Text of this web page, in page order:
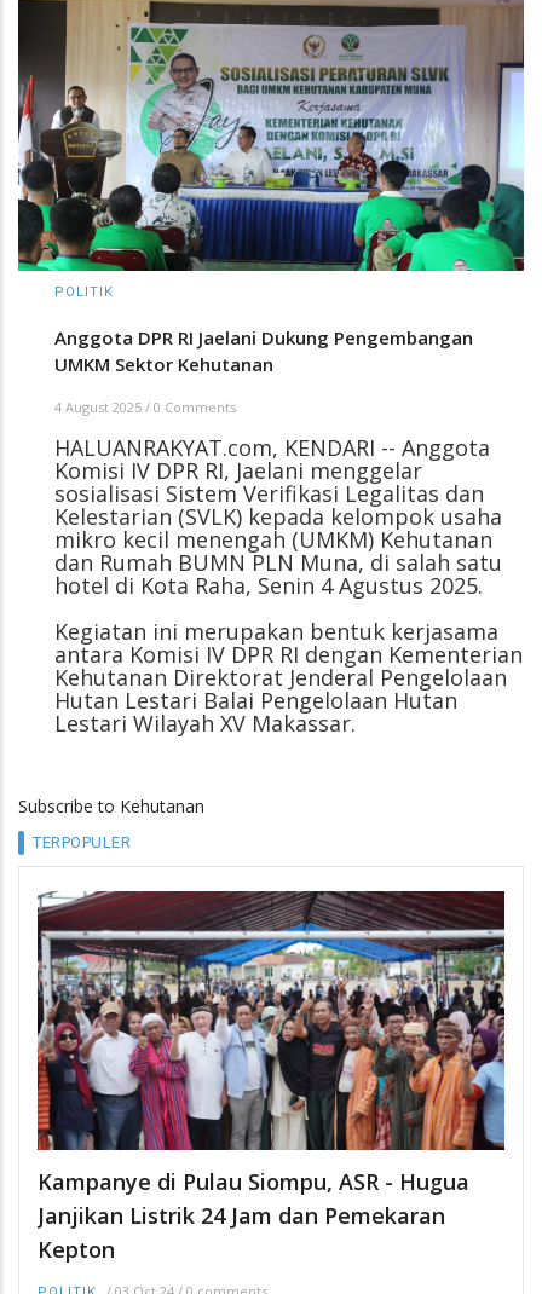
POLITIK
Anggota DPR RI Jaelani Dukung Pengembangan
UMKM Sektor Kehutanan
4 August 2025 / 0 Comments
HALUANRAKYAT.com, KENDARI -- Anggota
Komisi IV DPR RI, Jaelani menggelar
sosialisasi Sistem Verifikasi Legalitas dan
Kelestarian (SVLK) kepada kelompok usaha
mikro kecil menengah (UMKM) Kehutanan
dan Rumah BUMN PLN Muna, di salah satu
hotel di Kota Raha, Senin 4 Agustus 2025.
Kegiatan ini merupakan bentuk kerjasama
antara Komisi IV DPR RI dengan Kementerian
Kehutanan Direktorat Jenderal Pengelolaan
Hutan Lestari Balai Pengelolaan Hutan
Lestari Wilayah XV Makassar.
Subscribe to Kehutanan
TERPOPULER
Kampanye di Pulau Siompu, ASR - Hugua
Janjikan Listrik 24 Jam dan Pemekaran
Kepton